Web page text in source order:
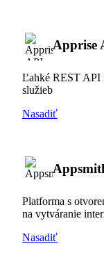
Apprise
Ľahké REST API
služieb
Nasadiť
Platforma s
na vytváranie
Nasadiť